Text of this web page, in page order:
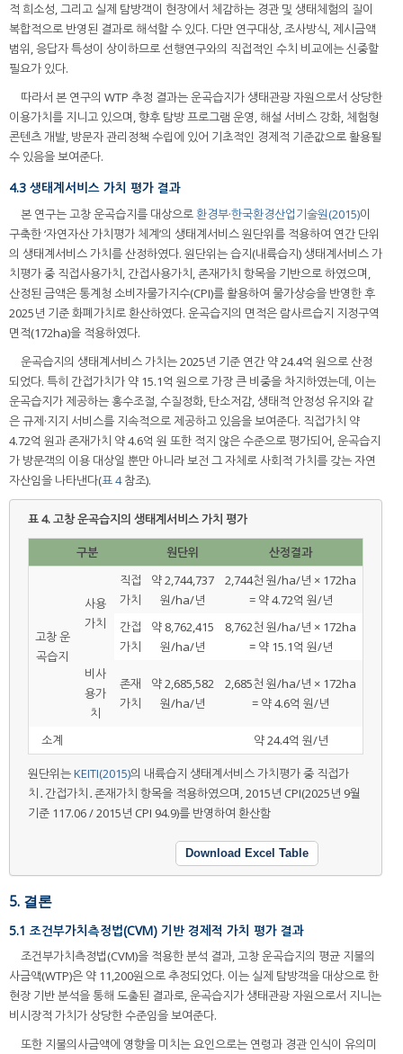
적 희소성, 그리고 실제 탐방객이 현장에서 체감하는 경관 및 생태체험의 질이
복합적으로 반영된 결과로 해석할 수 있다. 다만 연구대상, 조사방식, 제시금액
범위, 응답자 특성이 상이하므로 선행연구와의 직접적인 수치 비교에는 신중할
필요가 있다.
따라서 본 연구의 WTP 추정 결과는 운곡습지가 생태관광 자원으로서 상당한
이용가치를 지니고 있으며, 향후 탐방 프로그램 운영, 해설 서비스 강화, 체험형
콘텐츠 개발, 방문자 관리정책 수립에 있어 기초적인 경제적 기준값으로 활용될
수 있음을 보여준다.
4.3 생태계서비스 가치 평가 결과
본 연구는 고창 운곡습지를 대상으로환경부·한국환경산업기술원(2015)이
구축한 ‘자연자산 가치평가 체계’의 생태계서비스 원단위를 적용하여 연간 단위
의 생태계서비스 가치를 산정하였다. 원단위는 습지(내륙습지) 생태계서비스 가
치평가 중 직접사용가치, 간접사용가치, 존재가치 항목을 기반으로 하였으며,
산정된 금액은 통계청 소비자물가지수(CPI)를 활용하여 물가상승을 반영한 후
2025년 기준 화폐가치로 환산하였다. 운곡습지의 면적은 람사르습지 지정구역
면적(172ha)을 적용하였다.
운곡습지의 생태계서비스 가치는 2025년 기준 연간 약 24.4억 원으로 산정
되었다. 특히 간접가치가 약 15.1억 원으로 가장 큰 비중을 차지하였는데, 이는
운곡습지가 제공하는 홍수조절, 수질정화, 탄소저감, 생태적 안정성 유지와 같
은 규제·지지 서비스를 지속적으로 제공하고 있음을 보여준다. 직접가치 약
4.72억 원과 존재가치 약 4.6억 원 또한 적지 않은 수준으로 평가되어, 운곡습지
가 방문객의 이용 대상일 뿐만 아니라 보전 그 자체로 사회적 가치를 갖는 자연
자산임을 나타낸다(표 4참조).
표 4.고창 운곡습지의 생태계서비스 가치 평가
구분 원단위 산정결과
고창 운
곡습지
사용
가치
직접
가치
약 2,744,737
원/ha/년
2,744천 원/ha/년 × 172ha
= 약 4.72억 원/년
간접
가치
약 8,762,415
원/ha/년
8,762천 원/ha/년 × 172ha
= 약 15.1억 원/년
비사
용가
치
존재
가치
약 2,685,582
원/ha/년
2,685천 원/ha/년 × 172ha
= 약 4.6억 원/년
소계 약 24.4억 원/년
원단위는KEITI(2015)의 내륙습지 생태계서비스 가치평가 중 직접가
치․간접가치․존재가치 항목을 적용하였으며, 2015년 CPI(2025년 9월
기준 117.06 / 2015년 CPI 94.9)를 반영하여 환산함
Download Excel Table
5. 결론
5.1 조건부가치측정법(CVM) 기반 경제적 가치 평가 결과
조건부가치측정법(CVM)을 적용한 분석 결과, 고창 운곡습지의 평균 지불의
사금액(WTP)은 약 11,200원으로 추정되었다. 이는 실제 탐방객을 대상으로 한
현장 기반 분석을 통해 도출된 결과로, 운곡습지가 생태관광 자원으로서 지니는
비시장적 가치가 상당한 수준임을 보여준다.
또한 지불의사금액에 영향을 미치는 요인으로는 연령과 경관 인식이 유의미